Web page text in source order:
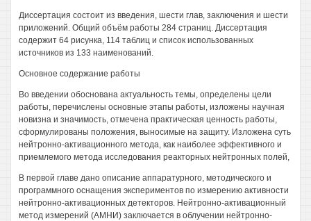
Диссертация состоит из введения, шести глав, заключения и шести
приложений. Общий объём работы 284 страниц. Диссертация
содержит 64 рисунка, 114 таблиц и список использованных
источников из 133 наименований.
Основное содержание работы
Во введении обоснована актуальность темы, определены цели
работы, перечислены основные этапы работы, изложены научная
новизна и значимость, отмечена практическая ценность работы,
сформулированы положения, выносимые на защиту. Изложена суть
нейтронно-активационного метода, как наиболее эффективного и
приемлемого метода исследования реакторных нейтронных полей,
В первой главе дано описание аппаратурного, методического и
программного оснащения экспериментов по измерению активности
нейтронно-активационных детекторов. Нейтронно-активационный
метод измерений (АМНИ) заключается в облучении нейтронно-